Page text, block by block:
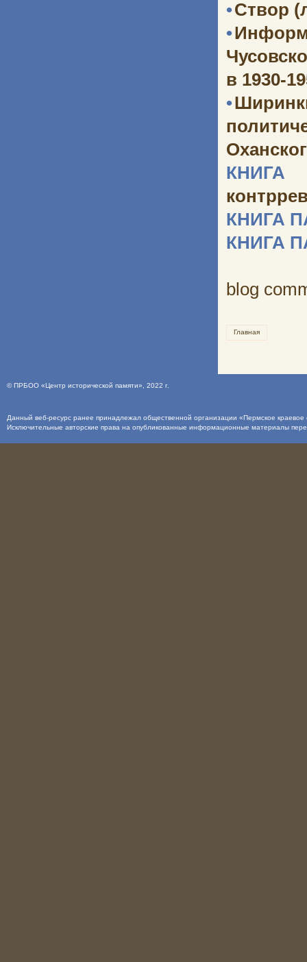
•Створ
•
в 1930-
•
КНИГА
КНИГА
КНИГА
blog
Главная
©ПРБОО «Центр исторической памяти» , 2022 г.
Данный веб-ресурс ранее принадлежал общественной организации «Пермское
Исключительные авторские права на опубликованные информационные материалы